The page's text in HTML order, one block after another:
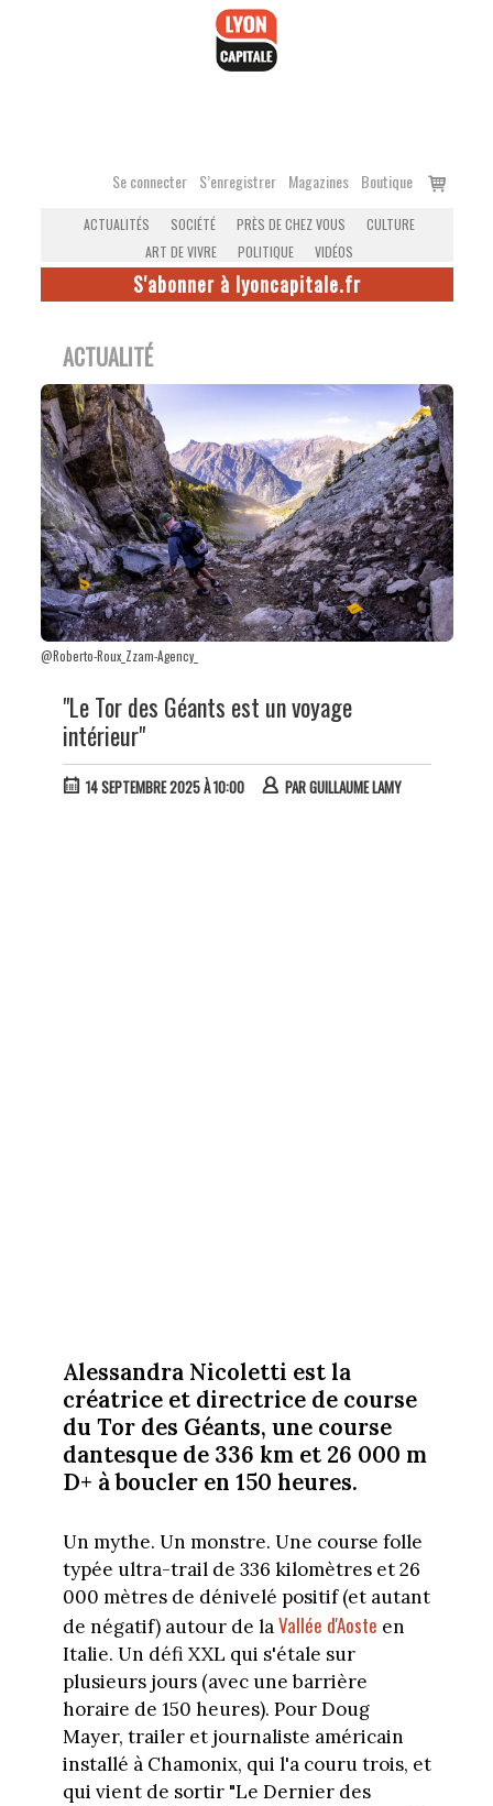
Se connecter S’enregistrer Magazines Boutique
Voir
ACTUALITÉS SOCIÉTÉ PRÈS DE CHEZ VOUS
CULTURE
ART DE VIVRE
POLITIQUE VIDÉOS
S'abonner à lyoncapitale.fr
ACTUALITÉ
@Roberto-Roux_Zzam-Agency_
"Le Tor des Géants est un voyage
intérieur"
14 SEPTEMBRE 2025 À 10:00 PARGUILLAUME LAMY
Alessandra Nicoletti est la
créatrice et directrice de course
du Tor des Géants, une course
dantesque de 336 km et 26 000 m
D+ à boucler en 150 heures.
Un mythe. Un monstre. Une course folle
typée ultra-trail de 336 kilomètres et 26
000 mètres de dénivelé positif (et autant
de négatif) autour de laVallée d'Aoste en
Italie. Un défi XXL qui s'étale sur
plusieurs jours (avec une barrière
horaire de 150 heures). Pour Doug
Mayer, trailer et journaliste américain
installé à Chamonix, qui l'a couru trois, et
qui vient de sortir "Le Dernier des